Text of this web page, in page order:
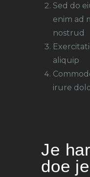
Sed do
enim ad
nostrud
aliquip
irure
Je
doe